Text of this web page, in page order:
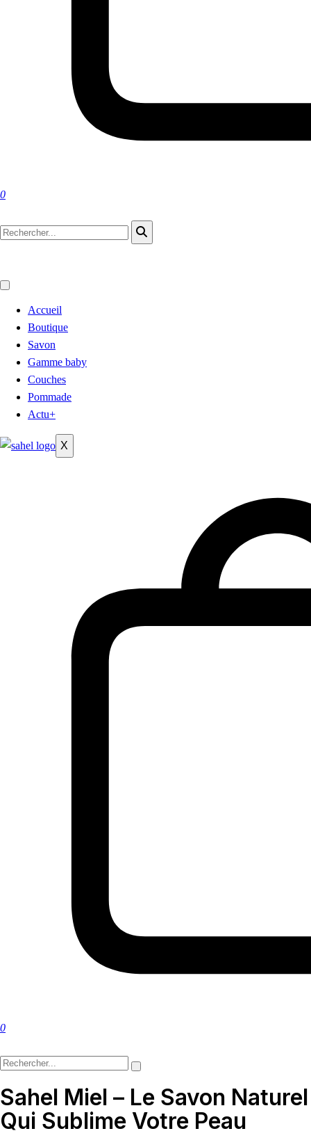
0
Accueil
Boutique
Savon
Gamme baby
Couches
Pommade
Actu+
X
0
Sahel Miel – Le Savon Naturel
Qui Sublime Votre Peau